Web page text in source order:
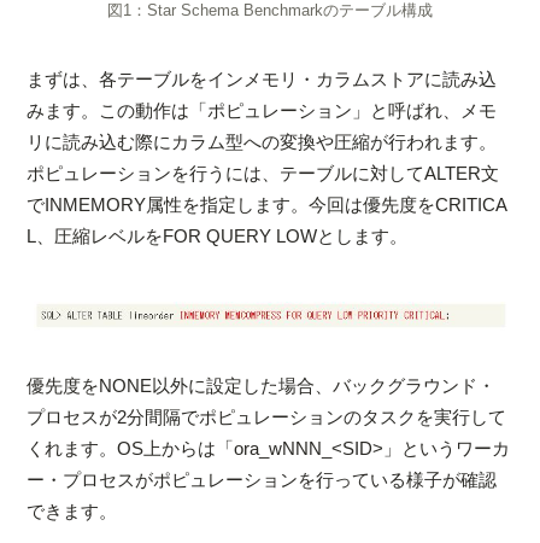
図1：Star Schema Benchmarkのテーブル構成
まずは、各テーブルをインメモリ・カラムストアに読み込
みます。この動作は「ポピュレーション」と呼ばれ、メモ
リに読み込む際にカラム型への変換や圧縮が行われます。
ポピュレーションを行うには、テーブルに対してALTER文
でINMEMORY属性を指定します。今回は優先度をCRITICA
L、圧縮レベルをFOR QUERY LOWとします。
優先度をNONE以外に設定した場合、バックグラウンド・
プロセスが2分間隔でポピュレーションのタスクを実行して
くれます。OS上からは「ora_wNNN_<SID>」というワーカ
ー・プロセスがポピュレーションを行っている様子が確認
できます。